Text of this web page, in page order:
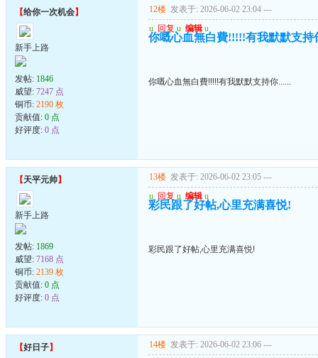
【给你一次机会】
新手上路
发帖: 1846
威望: 7247 点
铜币: 2190 枚
贡献值: 0 点
好评度: 0 点
12楼 发表于: 2026-06-02 23:04 ---
u 回复 u 编辑 u
你嘅心血無白費!!!!!有我默默支持
你嘅心血無白費!!!!!有我默默支持你......
【天平元帅】
新手上路
发帖: 1869
威望: 7168 点
铜币: 2139 枚
贡献值: 0 点
好评度: 0 点
13楼 发表于: 2026-06-02 23:05 ---
u 回复 u 编辑 u
彩民跟了好帖,心里充满喜悦!
彩民跟了好帖,心里充满喜悦!
【好日子】 14楼 发表于: 2026-06-02 23:06 ---